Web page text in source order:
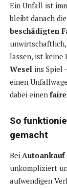
Ein Unfall ist
bleibt danach
beschädigten
unwirtschaftlich,
lassen, ist keine
Wesel ins Spiel
einen
dabei einen
So
gemacht
Bei Autoankauf
unkompliziert
aufwendigen